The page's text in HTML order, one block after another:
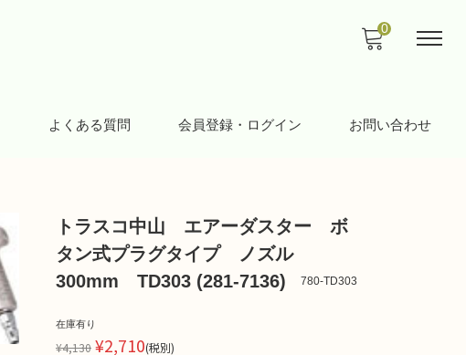
よくある質問 会員登録・ログイン お問い合わせ
0
トラスコ中山 エアーダスター ボ
タン式プラグタイプ ノズル
300mm TD303 (281-7136)
780-TD303
在庫有り
¥4,130¥2,710(税別)